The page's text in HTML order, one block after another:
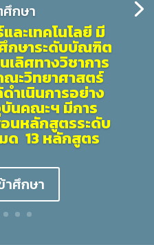
กษา
ละเทคโนโลยี มี
กษาระดับบัณฑิต
เลิศทางวิชาการ
ณะวิทยาศาสตร์
ดำเนินการอย่าง
นคณะฯ มีการ
นหลักสูตรระดับ
13 หลักสูตร
าศึกษา